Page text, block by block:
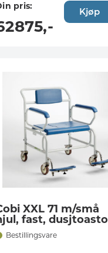
pris:
,-
Kjøp
XXL 71 m/små
fast, dusjtoastol
Bestillingsvare